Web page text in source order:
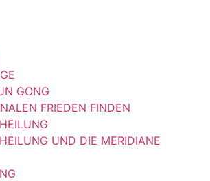
GONG
FRIEDEN FINDEN
UND DIE MERIDIANE